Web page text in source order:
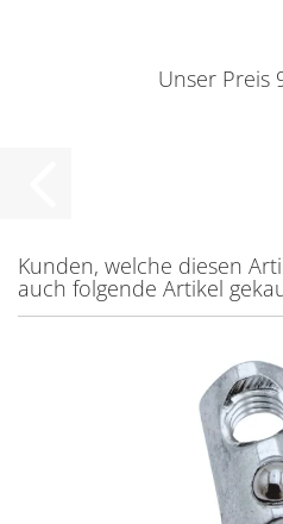
Unser Preis
Kunden, welche diesen
auch folgende Artikel